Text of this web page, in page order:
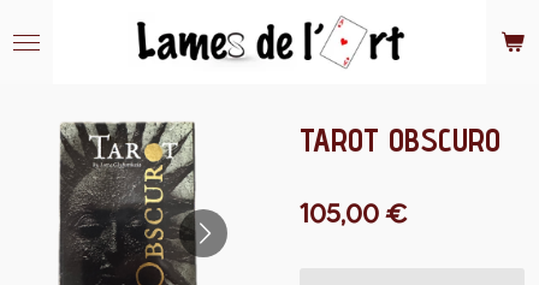
au
TAROT OBSCURO
105,00 €